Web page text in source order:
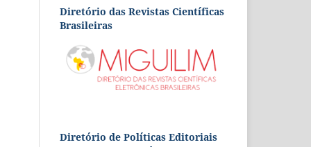
Diretório das Revistas Científicas
Brasileiras
Diretório de Políticas Editoriais